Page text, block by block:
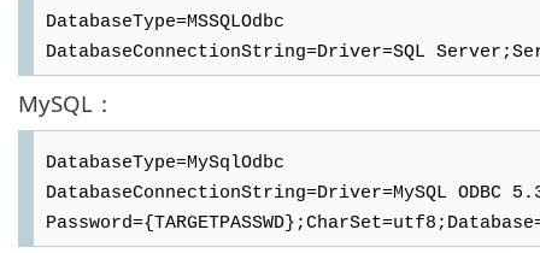
DatabaseType=MSSQLOdbc
DatabaseConnectionString=Driver=SQL
MySQL：
DatabaseType=MySqlOdbc
DatabaseConnectionString=Driver=MySQL ODBC